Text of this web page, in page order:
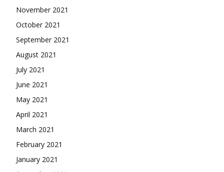
November 2021
October 2021
September 2021
August 2021
July 2021
June 2021
May 2021
April 2021
March 2021
February 2021
January 2021